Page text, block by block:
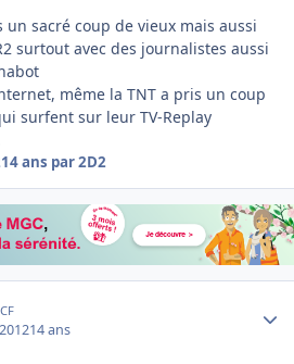
un sacré coup de vieux mais aussi
surtout avec des journalistes aussi
même la TNT a pris un coup
surfent sur leur TV-Replay
14 ans par 2D2
14 ans